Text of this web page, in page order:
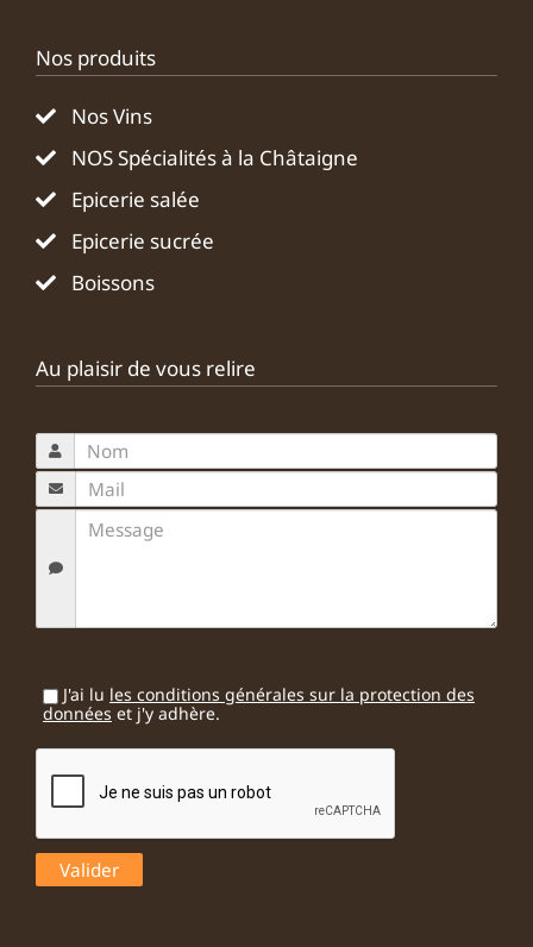
Nos produits
Nos Vins
NOS Spécialités à la Châtaigne
Epicerie salée
Epicerie sucrée
Boissons
Au plaisir de vous relire
J'ai lu les conditions générales sur la protection des
données et j'y adhère.